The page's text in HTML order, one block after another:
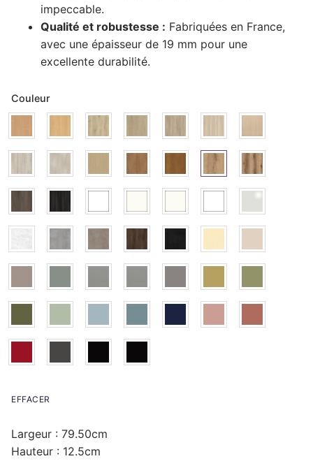
Complément rénovation de cuisine
impeccable.
Qualité et robustesse : Fabriquées en France,
avec une épaisseur de 19 mm pour une
excellente durabilité.
Couleur
EFFACER
Largeur : 79.50cm
Hauteur : 12.5cm